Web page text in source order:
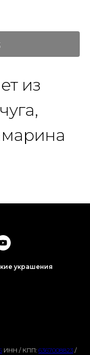
из
украшения
ИНН / КПП: 6367008823 /